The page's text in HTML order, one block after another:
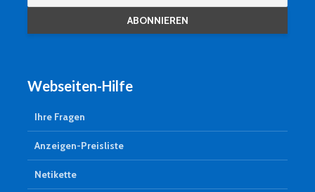
Webseiten-Hilfe
Ihre Fragen
Anzeigen-Preisliste
Netikette